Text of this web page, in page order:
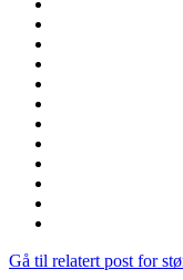
Gå til relatert post for